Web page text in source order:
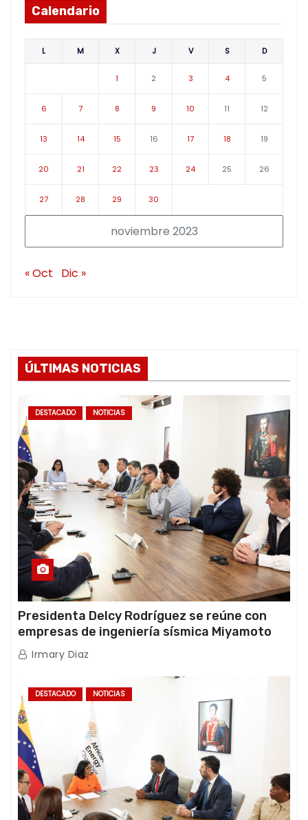
Calendario
noviembre 2023
L M X J V S D
1 2 3 4 5
6 7 8 9 10 11 12
13 14 15 16 17 18 19
20 21 22 23 24 25 26
27 28 29 30
« Oct Dic »
ÚLTIMAS NOTICIAS
DESTACADO NOTICIAS
Presidenta Delcy Rodríguez se reúne con
empresas de ingeniería sísmica Miyamoto
International y TFI Solutions
Irmary Diaz
DESTACADO NOTICIAS